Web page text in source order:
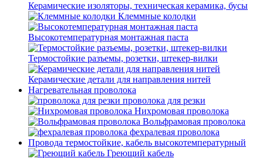
Керамические изоляторы, техническая керамика, бусы
Клеммные колодки
Высокотемпературная монтажная паста
Термостойкие разъемы, розетки, штекер-вилки
Керамические детали для направления нитей
Нагревательная проволока
проволока для резки
Нихромовая проволока
Вольфрамовая проволока
фехралевая проволока
Провода термостойкие, кабель высокотемпературный
Греющий кабель